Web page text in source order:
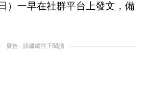
）一早在社群平台上發文，備
廣告 - 請繼續往下閱讀